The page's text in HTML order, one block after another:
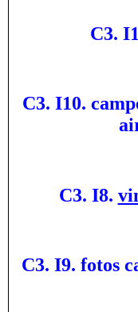
C3.
C3. I10.
C3. I8.
C3. I9. fotos